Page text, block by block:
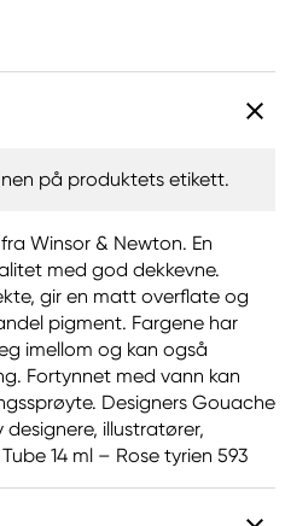
på produktets etikett.
Winsor & Newton. En
med god dekkevne.
gir en matt overflate og
pigment. Fargene har
imellom og kan også
Fortynnet med vann kan
Designers Gouache
illustratører,
14 ml – Rose tyrien 593